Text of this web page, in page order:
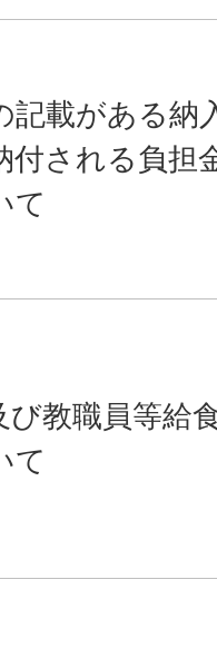
記載がある納
付される負担
て
び教職員等給
て